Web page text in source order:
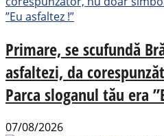
Primare, se scufundă
asfaltezi, da
Parca sloganul tău era
07/08/2026